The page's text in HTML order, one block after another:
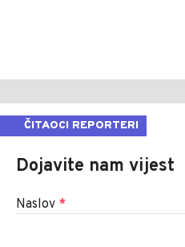
ČITAOCI REPORTERI
Dojavite nam vijest
Naslov *